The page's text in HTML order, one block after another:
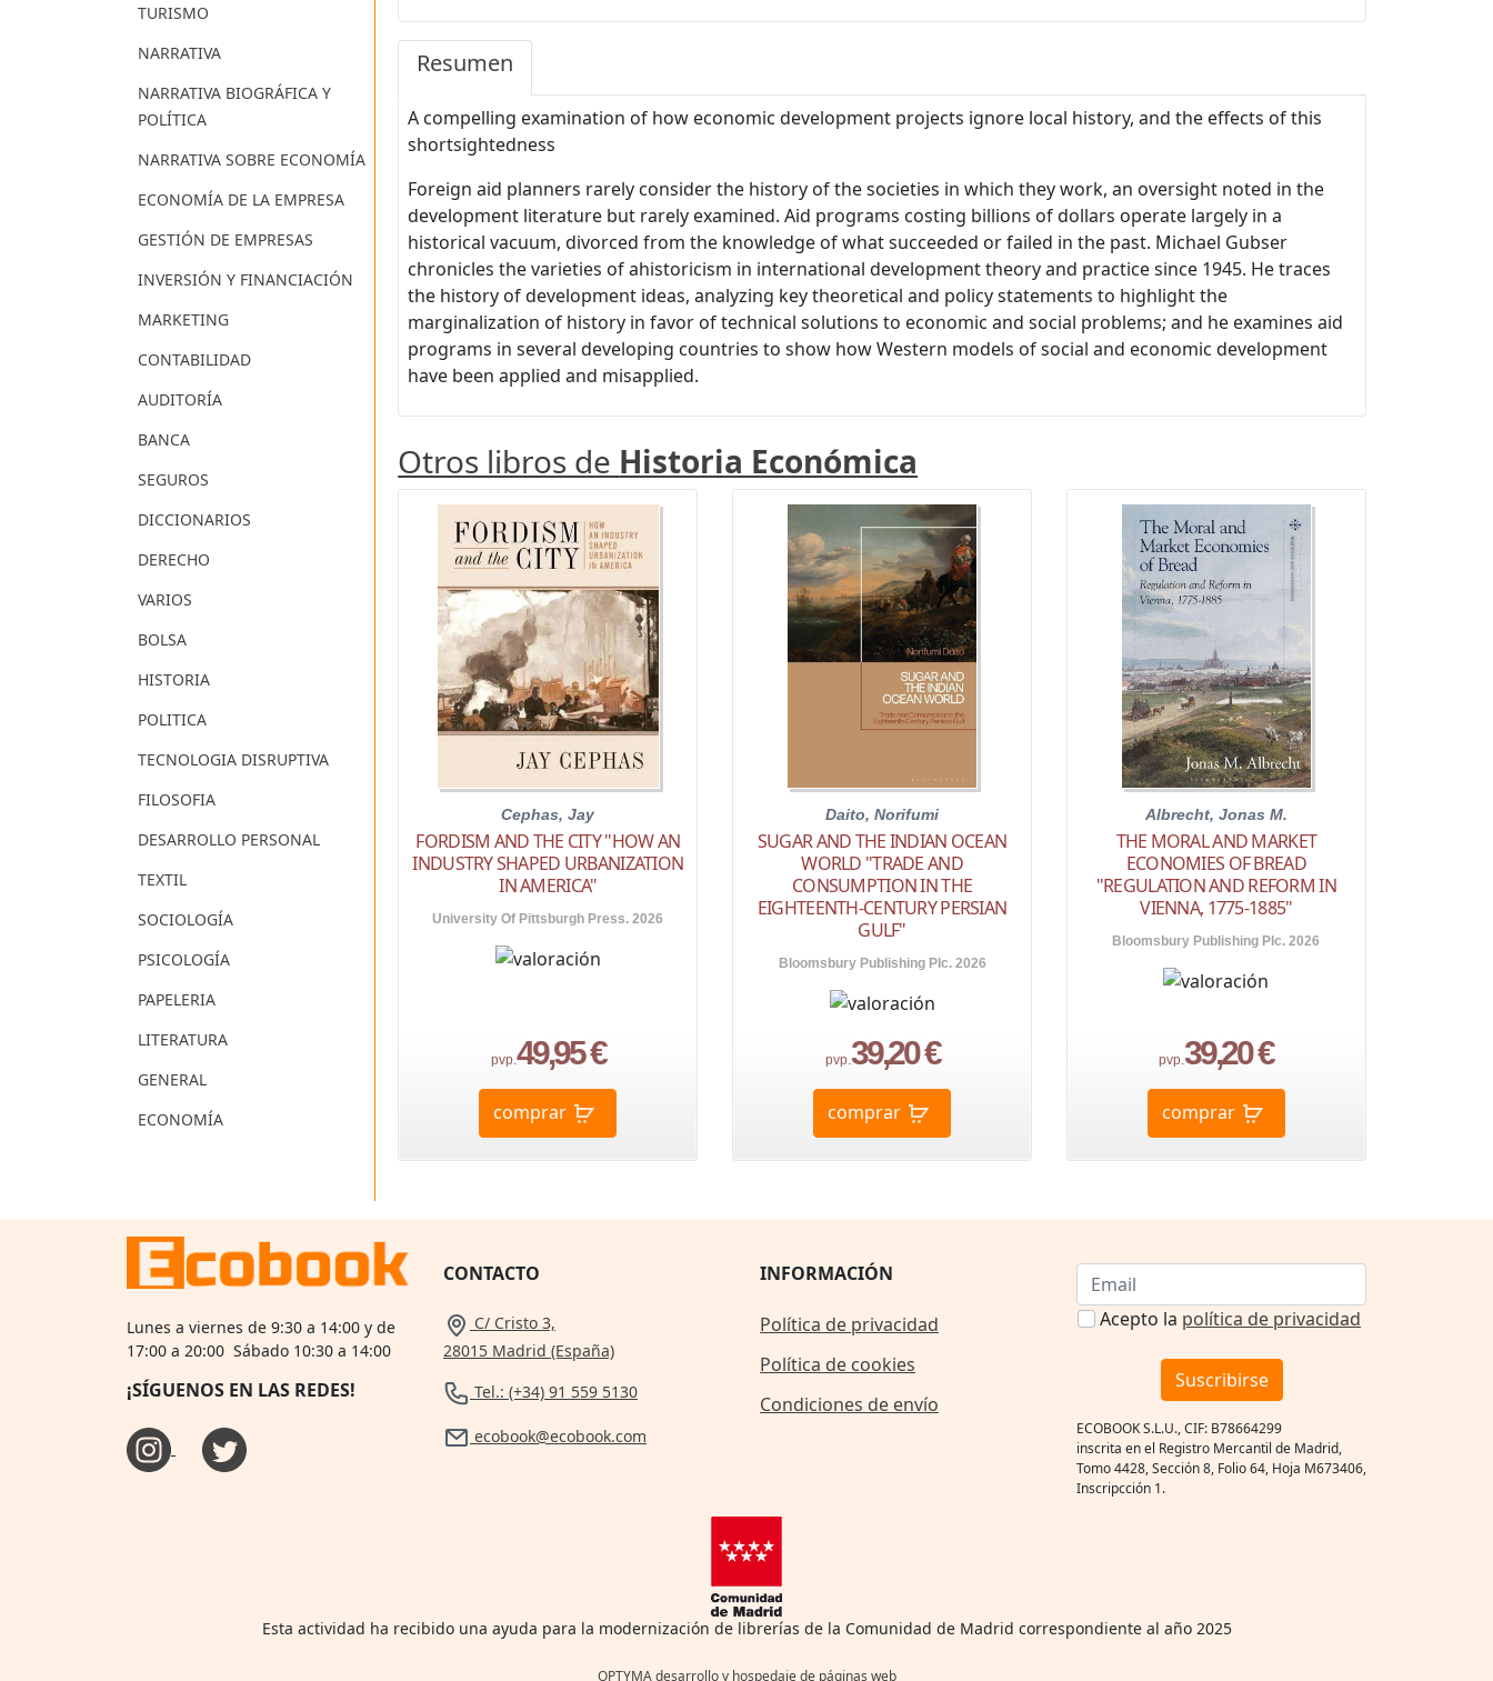
TURISMO
NARRATIVA
NARRATIVA BIOGRÁFICA Y
POLÍTICA
NARRATIVA SOBRE ECONOMÍA
ECONOMÍA DE LA EMPRESA
GESTIÓN DE EMPRESAS
INVERSIÓN Y FINANCIACIÓN
MARKETING
CONTABILIDAD
AUDITORÍA
BANCA
SEGUROS
DICCIONARIOS
DERECHO
VARIOS
BOLSA
HISTORIA
POLITICA
TECNOLOGIA DISRUPTIVA
FILOSOFIA
DESARROLLO PERSONAL
TEXTIL
SOCIOLOGÍA
PSICOLOGÍA
PAPELERIA
LITERATURA
GENERAL
ECONOMÍA
Resumen
A compelling examination of how economic development projects ignore local history, and the effects of this
shortsightedness
Foreign aid planners rarely consider the history of the societies in which they work, an oversight noted in the
development literature but rarely examined. Aid programs costing billions of dollars operate largely in a
historical vacuum, divorced from the knowledge of what succeeded or failed in the past. Michael Gubser
chronicles the varieties of ahistoricism in international development theory and practice since 1945. He traces
the history of development ideas, analyzing key theoretical and policy statements to highlight the
marginalization of history in favor of technical solutions to economic and social problems; and he examines aid
programs in several developing countries to show how Western models of social and economic development
have been applied and misapplied.
Otros libros de Historia Económica
Cephas, Jay
FORDISM AND THE CITY "HOW AN
INDUSTRY SHAPED URBANIZATION
IN AMERICA"
University Of Pittsburgh Press. 2026
pvp.49,95 €
comprar
Daito, Norifumi
SUGAR AND THE INDIAN OCEAN
WORLD "TRADE AND
CONSUMPTION IN THE
EIGHTEENTH-CENTURY PERSIAN
GULF"
Bloomsbury Publishing Plc. 2026
pvp.39,20 €
comprar
Albrecht, Jonas M.
THE MORAL AND MARKET
ECONOMIES OF BREAD
"REGULATION AND REFORM IN
VIENNA, 1775-1885"
Bloomsbury Publishing Plc. 2026
pvp.39,20 €
comprar
Lunes a viernes de 9:30 a 14:00 y de
17:00 a 20:00 Sábado 10:30 a 14:00
¡SÍGUENOS EN LAS REDES!
CONTACTO
C/ Cristo 3,
28015 Madrid (España)
Tel.: (+34) 91 559 5130
ecobook@ecobook.com
INFORMACIÓN
Política de privacidad
Política de cookies
Condiciones de envío
Acepto la política de privacidad
Suscribirse
ECOBOOK S.L.U., CIF: B78664299
inscrita en el Registro Mercantil de Madrid,
Tomo 4428, Sección 8, Folio 64, Hoja M673406,
Inscripcción 1.
Esta actividad ha recibido una ayuda para la modernización de librerías de la Comunidad de Madrid correspondiente al año 2025
OPTYMA desarrollo y hospedaje de páginas web